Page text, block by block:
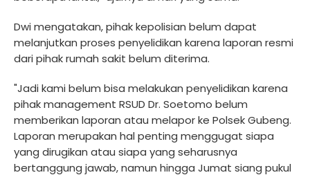
Dwi mengatakan, pihak kepolisian belum dapat
melanjutkan proses penyelidikan karena laporan resmi
dari pihak rumah sakit belum diterima.
"Jadi kami belum bisa melakukan penyelidikan karena
pihak management RSUD Dr. Soetomo belum
memberikan laporan atau melapor ke Polsek Gubeng.
Laporan merupakan hal penting menggugat siapa
yang dirugikan atau siapa yang seharusnya
bertanggung jawab, namun hingga Jumat siang pukul